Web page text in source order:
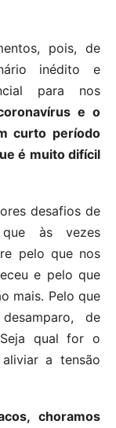
pois, de
inédito e
para nos
e o
curto período
é muito difícil
desafios de
que às vezes
pelo que nos
e pelo que
mais. Pelo que
de
qual for o
a tensão
choramos